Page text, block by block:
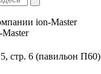
ion-Master
стр. 6 (павильон П60)